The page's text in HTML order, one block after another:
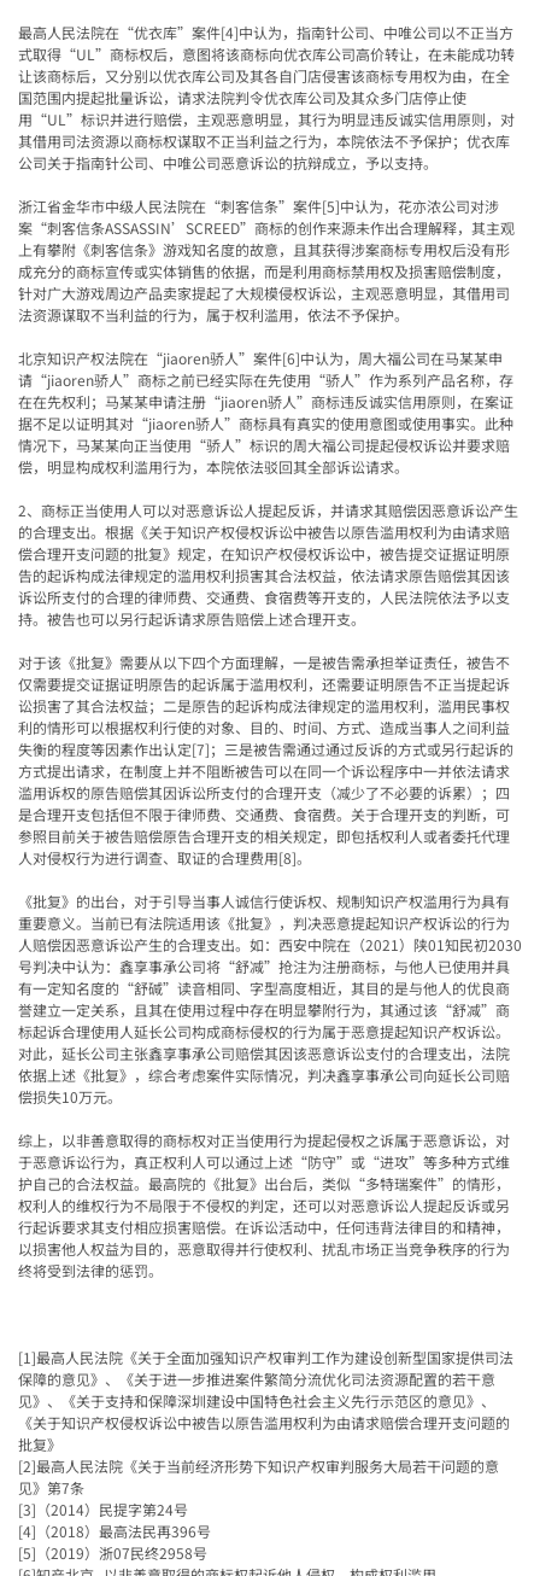
最高人民法院在“优衣库”案件[4]中认为，指南针公司、中唯公司以不正当方
式取得 “UL” 商标权后，意图将该商标向优衣库公司高价转让，在未能成功转
让该商标后，又分别以优衣库公司及其各自门店侵害该商标专用权为由，在全
国范围内提起批量诉讼，请求法院判令优衣库公司及其众多门店停止使
用 “UL” 标识并进行赔偿，主观恶意明显，其行为明显违反诚实信用原则，对
其借用司法资源以商标权谋取不正当利益之行为，本院依法不予保护；优衣库
公司关于指南针公司、中唯公司恶意诉讼的抗辩成立，予以支持。
浙江省金华市中级人民法院在“刺客信条”案件[5]中认为，花亦浓公司对涉
案 “刺客信条ASSASSIN’SCREED” 商标的创作来源未作出合理解释，其主观
上有攀附《刺客信条》游戏知名度的故意，且其获得涉案商标专用权后没有形
成充分的商标宣传或实体销售的依据，而是利用商标禁用权及损害赔偿制度，
针对广大游戏周边产品卖家提起了大规模侵权诉讼，主观恶意明显，其借用司
法资源谋取不当利益的行为，属于权利滥用，依法不予保护。
北京知识产权法院在“jiaoren骄人” 案件[6]中认为，周大福公司在马某某申
请 “jiaoren骄人” 商标之前已经实际在先使用 “骄人” 作为系列产品名称，存
在在先权利；马某某申请注册 “jiaoren骄人” 商标违反诚实信用原则，在案证
据不足以证明其对 “jiaoren骄人” 商标具有真实的使用意图或使用事实。此种
情况下，马某某向正当使用 “骄人” 标识的周大福公司提起侵权诉讼并要求赔
偿，明显构成权利滥用行为，本院依法驳回其全部诉讼请求。
2、商标正当使用人可以对恶意诉讼人提起反诉，并请求其赔偿因恶意诉讼产生
的合理支出。根据《关于知识产权侵权诉讼中被告以原告滥用权利为由请求赔
偿合理开支问题的批复》规定，在知识产权侵权诉讼中，被告提交证据证明原
告的起诉构成法律规定的滥用权利损害其合法权益，依法请求原告赔偿其因该
诉讼所支付的合理的律师费、交通费、食宿费等开支的，人民法院依法予以支
持。被告也可以另行起诉请求原告赔偿上述合理开支。
对于该《批复》需要从以下四个方面理解，一是被告需承担举证责任，被告不
仅需要提交证据证明原告的起诉属于滥用权利，还需要证明原告不正当提起诉
讼损害了其合法权益；二是原告的起诉构成法律规定的滥用权利，滥用民事权
利的情形可以根据权利行使的对象、目的、时间、方式、造成当事人之间利益
失衡的程度等因素作出认定[7]；三是被告需通过通过反诉的方式或另行起诉的
方式提出请求，在制度上并不阻断被告可以在同一个诉讼程序中一并依法请求
滥用诉权的原告赔偿其因诉讼所支付的合理开支（减少了不必要的诉累）；四
是合理开支包括但不限于律师费、交通费、食宿费。关于合理开支的判断，可
参照目前关于被告赔偿原告合理开支的相关规定，即包括权利人或者委托代理
人对侵权行为进行调查、取证的合理费用[8]。
《批复》的出台，对于引导当事人诚信行使诉权、规制知识产权滥用行为具有
重要意义。当前已有法院适用该《批复》，判决恶意提起知识产权诉讼的行为
人赔偿因恶意诉讼产生的合理支出。如：西安中院在（2021）陕01知民初2030
号判决中认为：鑫享事承公司将 “舒减” 抢注为注册商标，与他人已使用并具
有一定知名度的 “舒碱” 读音相同、字型高度相近，其目的是与他人的优良商
誉建立一定关系，且其在使用过程中存在明显攀附行为，其通过该 “舒减” 商
标起诉合理使用人延长公司构成商标侵权的行为属于恶意提起知识产权诉讼。
对此，延长公司主张鑫享事承公司赔偿其因该恶意诉讼支付的合理支出，法院
依据上述《批复》，综合考虑案件实际情况，判决鑫享事承公司向延长公司赔
偿损失10万元。
综上，以非善意取得的商标权对正当使用行为提起侵权之诉属于恶意诉讼，对
于恶意诉讼行为，真正权利人可以通过上述“防守”或“进攻”等多种方式维
护自己的合法权益。最高院的《批复》出台后，类似“多特瑞案件”的情形，
权利人的维权行为不局限于不侵权的判定，还可以对恶意诉讼人提起反诉或另
行起诉要求其支付相应损害赔偿。在诉讼活动中，任何违背法律目的和精神，
以损害他人权益为目的，恶意取得并行使权利、扰乱市场正当竞争秩序的行为
终将受到法律的惩罚。
[1]最高人民法院《关于全面加强知识产权审判工作为建设创新型国家提供司法
保障的意见》、《关于进一步推进案件繁简分流优化司法资源配置的若干意
见》、《关于支持和保障深圳建设中国特色社会主义先行示范区的意见》、
《关于知识产权侵权诉讼中被告以原告滥用权利为由请求赔偿合理开支问题的
批复》
[2]最高人民法院《关于当前经济形势下知识产权审判服务大局若干问题的意
见》第7条
[3] （2014）民提字第24号
[4] （2018）最高法民再396号
[5] （2019）浙07民终2958号